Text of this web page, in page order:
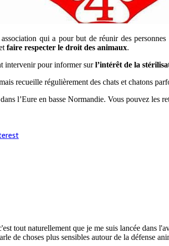
qui a pour but de réunir des
faire respecter le droit des animaux.
intervenir pour informer surl’intérêt de la
recueille régulièrement des chats et chatons
l’Eure en basse Normandie. Vous pouvez les
tout naturellement que je me suis lancée dans
de choses plus sensibles autour de la défense